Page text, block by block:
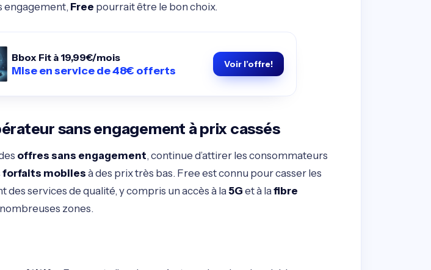
engagement, Free pourrait être le bon choix.
Bbox Fit à 19,99€/mois
Mise en service de 48€ offerts Voir l’offre!
sans engagement à prix cassés
offres sans engagement, continue d’attirer les consommateurs
forfaits mobiles à des prix très bas. Free est connu pour casser les
des services de qualité, y compris un accès à la5G et à lafibre
zones.